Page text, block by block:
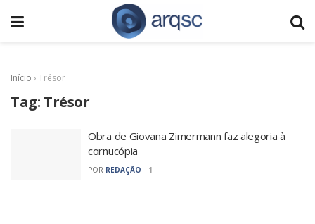
Início › Trésor
Tag: Trésor
Obra de Giovana Zimermann faz alegoria à
cornucópia
POR REDAÇÃO 1